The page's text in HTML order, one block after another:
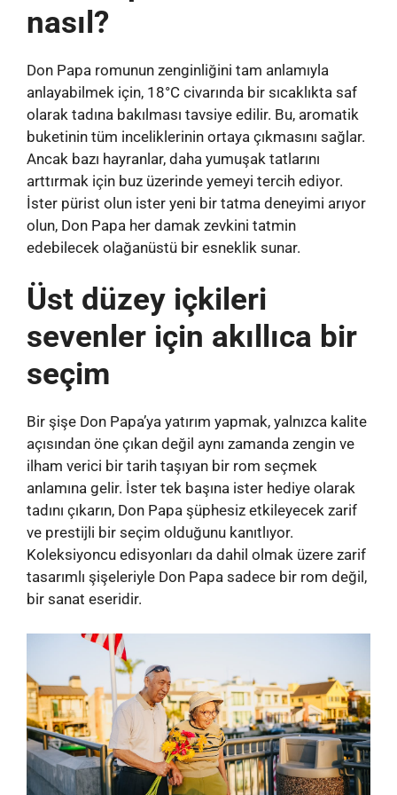
nasıl?
Don Papa romunun zenginliğini tam anlamıyla
anlayabilmek için, 18°C ​​civarında bir sıcaklıkta saf
olarak tadına bakılması tavsiye edilir. Bu, aromatik
buketinin tüm inceliklerinin ortaya çıkmasını sağlar.
Ancak bazı hayranlar, daha yumuşak tatlarını
arttırmak için buz üzerinde yemeyi tercih ediyor.
İster pürist olun ister yeni bir tatma deneyimi arıyor
olun, Don Papa her damak zevkini tatmin
edebilecek olağanüstü bir esneklik sunar.
Üst düzey içkileri
sevenler için akıllıca bir
seçim
Bir şişe Don Papa’ya yatırım yapmak, yalnızca kalite
açısından öne çıkan değil aynı zamanda zengin ve
ilham verici bir tarih taşıyan bir rom seçmek
anlamına gelir. İster tek başına ister hediye olarak
tadını çıkarın, Don Papa şüphesiz etkileyecek zarif
ve prestijli bir seçim olduğunu kanıtlıyor.
Koleksiyoncu edisyonları da dahil olmak üzere zarif
tasarımlı şişeleriyle Don Papa sadece bir rom değil,
bir sanat eseridir.